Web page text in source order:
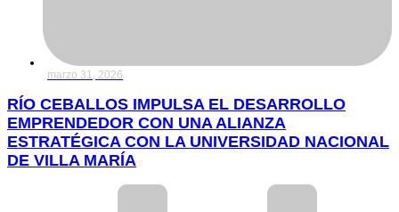
marzo 31, 2026
RÍO CEBALLOS IMPULSA EL DESARROLLO
EMPRENDEDOR CON UNA ALIANZA
ESTRATÉGICA CON LA UNIVERSIDAD NACIONAL
DE VILLA MARÍA